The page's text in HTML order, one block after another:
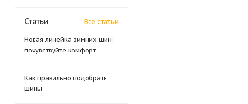
Статьи Все статьи
Новая линейка зимних шин:
почувствуйте комфорт
Как правильно подобрать
шины